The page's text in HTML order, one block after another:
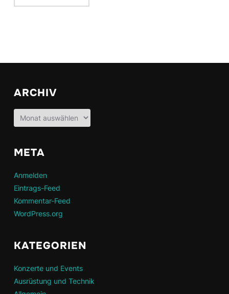
ARCHIV
Archiv
META
Anmelden
Eintrags-Feed
Kommentar-Feed
WordPress.org
KATEGORIEN
Konzerte und Events
Ausrüstung und Technik